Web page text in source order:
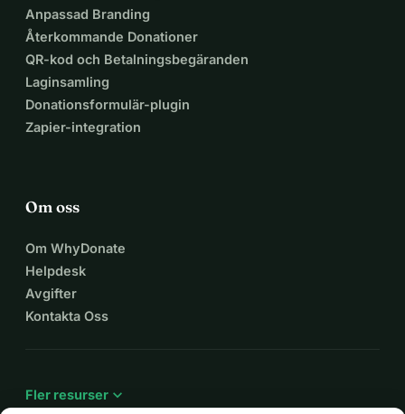
Anpassad Branding
Återkommande Donationer
QR-kod och Betalningsbegäranden
Laginsamling
Donationsformulär-plugin
Zapier-integration
Om oss
Om WhyDonate
Helpdesk
Avgifter
Kontakta Oss
Fler resurser expand_more